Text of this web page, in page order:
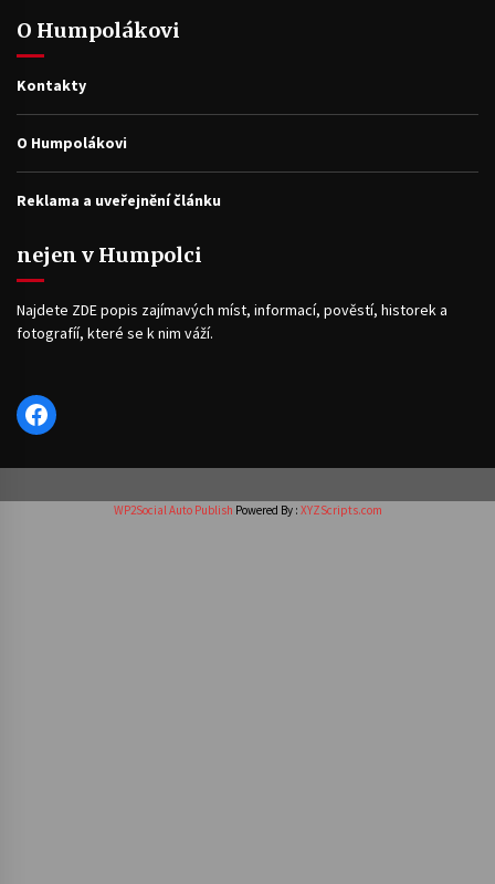
O Humpolákovi
Kontakty
O Humpolákovi
Reklama a uveřejnění článku
nejen v Humpolci
Najdete ZDE popis zajímavých míst, informací, pověstí, historek a
fotografíí, které se k nim váží.
Facebook
WP2Social Auto Publish Powered By : XYZScripts.com